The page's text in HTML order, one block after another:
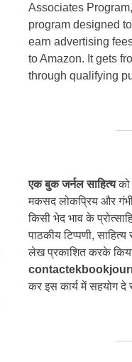
Associates
program designed
earn advertising
to Amazon. It gets
through qualifying
एक बुक जर्नल साहित्यको
मकसद लोकप्रिय और
किसी भेद भाव के
पाठकीय टिप्पणी,
लेख प्रकाशित करके
कर इस कार्य में सहयोग